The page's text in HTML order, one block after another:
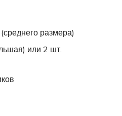
размера)
или 2 шт.